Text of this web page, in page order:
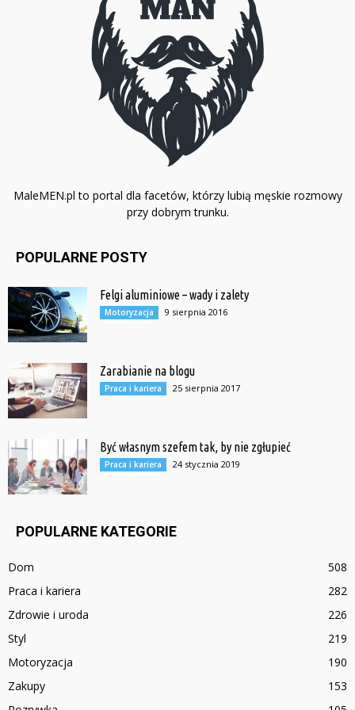
MaleMEN.pl to portal dla facetów, którzy lubią męskie rozmowy
przy dobrym trunku.
POPULARNE POSTY
Felgi aluminiowe – wady i zalety
Motoryzacja 9 sierpnia 2016
Zarabianie na blogu
Praca i kariera 25 sierpnia 2017
Być własnym szefem tak, by nie zgłupieć
Praca i kariera 24 stycznia 2019
POPULARNE KATEGORIE
Dom
508
Praca i kariera
282
Zdrowie i uroda
226
Styl
219
Motoryzacja
190
Zakupy
153